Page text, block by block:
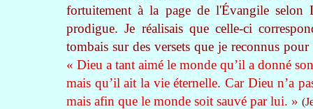
fortuitement à la page de l'Évangile
prodigue. Je réalisais que celle-ci
tombais sur des versets que je reconnus
« Dieu a tant aimé le monde qu’il a donné
mais qu’il ait la vie éternelle. Car Dieu n’a
mais afin que le monde soit sauvé par lui. »